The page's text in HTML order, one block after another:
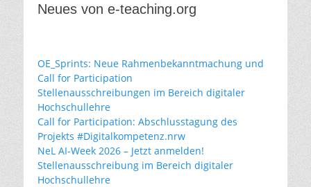
Neues von e-teaching.org
OE_Sprints: Neue Rahmenbekanntmachung und
Call for Participation
Stellenausschreibungen im Bereich digitaler
Hochschullehre
Call for Participation: Abschlusstagung des
Projekts #Digitalkompetenz.nrw
NeL AI-Week 2026 – Jetzt anmelden!
Stellenausschreibung im Bereich digitaler
Hochschullehre